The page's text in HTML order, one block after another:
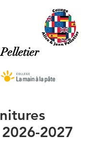
2026-2027